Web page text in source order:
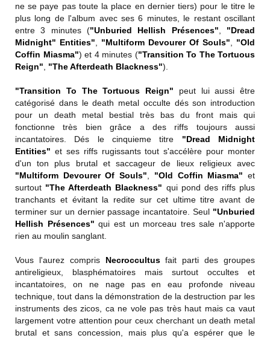
ne se paye pas toute la place en dernier tiers) pour le titre le
plus long de l'album avec ses 6 minutes, le restant oscillant
entre 3 minutes ("Unburied Hellish Présences"
"Dread
Midnight" Entities"
"Multiform Devourer Of Souls"
"Old
Coffin Miasma") et 4 minutes ("Transition To The Tortuous
Reign"
"The Afterdeath Blackness").
"Transition To The Tortuous Reign" peut lui aussi être
catégorisé dans le death metal occulte dés son introduction
pour un death metal bestial très bas du front mais qui
fonctionne très bien grâce a des riffs toujours aussi
incantatoires. Dés le cinquieme titre "Dread Midnight
Entities" et ses riffs rugissants tout s'accélère pour monter
d'un ton plus brutal et saccageur de lieux religieux avec
"Multiform Devourer Of Souls"
"Old Coffin Miasma" et
surtout "The Afterdeath Blackness" qui pond des riffs plus
tranchants et évitant la redite sur cet ultime titre avant de
terminer sur un dernier passage incantatoire. Seul "Unburied
Hellish Présences" qui est un morceau tres sale n'apporte
rien au moulin sanglant.
Vous l'aurez comprisNecroccultusfait parti des groupes
antireligieux, blasphématoires mais surtout occultes et
incantatoires, on ne nage pas en eau profonde niveau
technique, tout dans la démonstration de la destruction par les
instruments des zicos, ca ne vole pas très haut mais ca vaut
largement votre attention pour ceux cherchant un death metal
brutal et sans concession, mais plus qu'a espérer que le